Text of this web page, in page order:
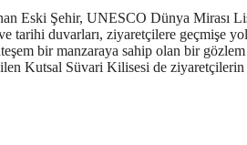
Eski Şehir, UNESCO Dünya Mirası
tarihi duvarları, ziyaretçilere geçmişe
bir manzaraya sahip olan bir gözlem
Kutsal Süvari Kilisesi de